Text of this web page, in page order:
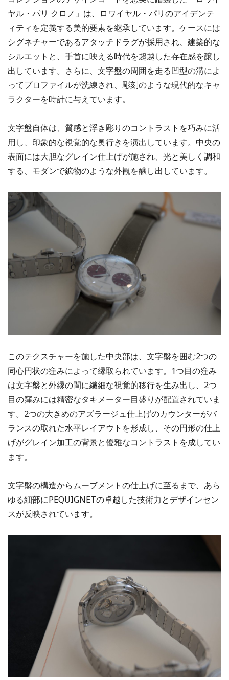
ヤル・パリ クロノ」は、ロワイヤル・パリのアイデンテ
ィティを定義する美的要素を継承しています。ケースには
シグネチャーであるアタッチドラグが採用され、建築的な
シルエットと、手首に映える時代を超越した存在感を醸し
出しています。さらに、文字盤の周囲を走る凹型の溝によ
ってプロファイルが洗練され、彫刻のような現代的なキャ
ラクターを時計に与えています。
文字盤自体は、質感と浮き彫りのコントラストを巧みに活
用し、印象的な視覚的な奥行きを演出しています。中央の
表面には大胆なグレイン仕上げが施され、光と美しく調和
する、モダンで鉱物のような外観を醸し出しています。
このテクスチャーを施した中央部は、文字盤を囲む2つの
同心円状の窪みによって縁取られています。1つ目の窪み
は文字盤と外縁の間に繊細な視覚的移行を生み出し、2つ
目の窪みには精密なタキメーター目盛りが配置されていま
す。2つの大きめのアズラージュ仕上げのカウンターがバ
ランスの取れた水平レイアウトを形成し、その円形の仕上
げがグレイン加工の背景と優雅なコントラストを成してい
ます。
文字盤の構造からムーブメントの仕上げに至るまで、あら
ゆる細部にPEQUIGNETの卓越した技術力とデザインセン
スが反映されています。